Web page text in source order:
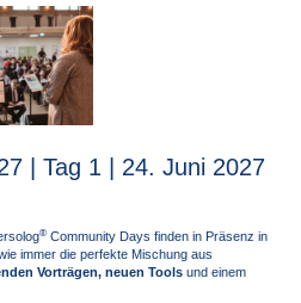
| Tag 1 | 24. Juni 2027
® Community Days finden in Präsenz in
immer die perfekte Mischung aus
Vorträgen, neuen Tools und einem